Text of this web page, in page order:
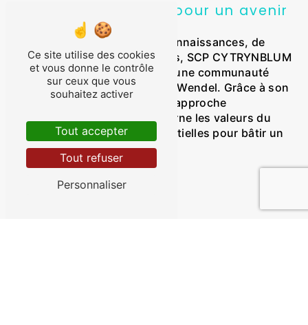
La force du partage pour un avenir
solidaire
En favorisant le partage de connaissances, de
compétences et de ressources, SCP CYTRYNBLUM
œuvre pour la construction d'une communauté
solidaire et épanouie à Stiring Wendel. Grâce à son
engagement continu et à son approche
participative, l'entreprise incarne les valeurs du
partage et de l'entraide, essentielles pour bâtir un
avenir meilleur pour tous.
Ce site utilise des cookies
et vous donne le contrôle
sur ceux que vous
souhaitez activer
Tout accepter
Tout refuser
Personnaliser